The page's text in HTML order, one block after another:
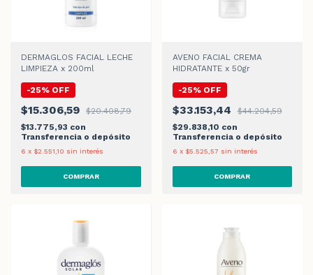
DERMAGLOS FACIAL LECHE
LIMPIEZA x 200ml
-25% OFF
$15.306,59
$20.408,79
$13.775,93 con
Transferencia o depósito
6 x $2.551,10 sin interés
AVENO FACIAL CREMA
HIDRATANTE x 50gr
-25% OFF
$33.153,44
$44.204,59
$29.838,10 con
Transferencia o depósito
6 x $5.525,57 sin interés